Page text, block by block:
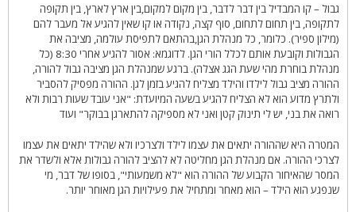
גבול – קו המבדיל בין דבר לדבר, בין מקום למקום,בין ארץ לארץ, בין תקופה
לתקופה, בין תחום לתחום, סוף קצה, נקודה או קו שאין להגיע אל מעבר להם
(מילון ספיר). כלומר, כל מנהלת הגן,בהתאם לתפיסת עולמה, מציבה את
הגבולות וקובעת אותם לכלל הורי הגן. לדוגמא: אסור להגיע אחרי 8:30 (כל
מנהלת בוחרת מהי שעת הגג אצלה). ברגע שמנהלת הגן מציבה גבול להורה,
ההורה מציב גבול לילדו והילד מצליח להגיע בזמן לגן. ההורה מפסיק להסביר
ולתרץ מדוע הוא לא הצליח להגיע בשעה המיועדת: "אני עובד שעות רבות ולא
רואה את בני, יש לי תינוק קטן ואני לא מספיקה להתארגן בבוקר" ועוד
המטרה היא שההורה יתאים את עצמו לילד ולצרכיו ולא שהילד יתאים את עצמו
לצרכי ההורה. אם מנהלת הגן מחליטה לא להציב להורה גבולות אלא ולשדר את
המסר שהאיחור הקבוע של ההורה הוא "לא משמעותי", בסופו של דבר, מי
שנפגע הוא הילד – הוא מאחר ומתחיל את פעילויות הגן מאוחר יותר.